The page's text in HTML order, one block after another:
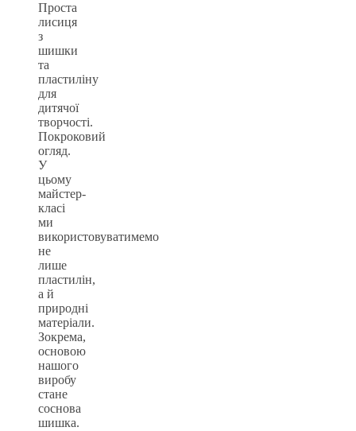
Проста
лисиця
з
шишки
та
пластиліну
для
дитячої
творчості.
Покроковий
огляд.
У
цьому
майстер-
класі
ми
використовуватимемо
не
лише
пластилін,
а й
природні
матеріали.
Зокрема,
основою
нашого
виробу
стане
соснова
шишка.